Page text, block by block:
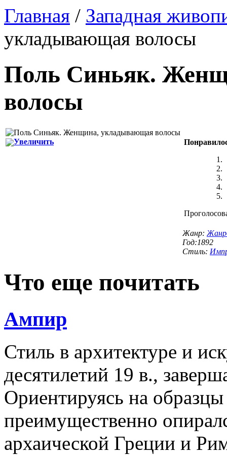
Главная / Западная
укладывающая волосы
Поль Синьяк.
волосы
Увеличить
Жанр:
Год:1892
Стиль:
Что еще почитать
Ампир
Стиль в архитектуре и
десятилетий 19 в.,
Ориентируясь на
преимущественно
архаической Греции и